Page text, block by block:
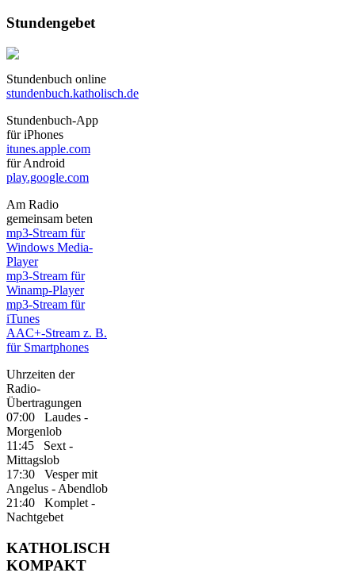
Stundengebet
Stundenbuch online
stundenbuch.katholisch.de
Stundenbuch-App
für iPhones
itunes.apple.com
für Android
play.google.com
Am Radio
gemeinsam beten
mp3-Stream für
Windows Media-
Player
mp3-Stream für
Winamp-Player
mp3-Stream für
iTunes
AAC+-Stream z. B.
für Smartphones
Uhrzeiten der
Radio-
Übertragungen
07:00 Laudes -
Morgenlob
11:45 Sext -
Mittagslob
17:30 Vesper mit
Angelus - Abendlob
21:40 Komplet -
Nachtgebet
KATHOLISCH
KOMPAKT